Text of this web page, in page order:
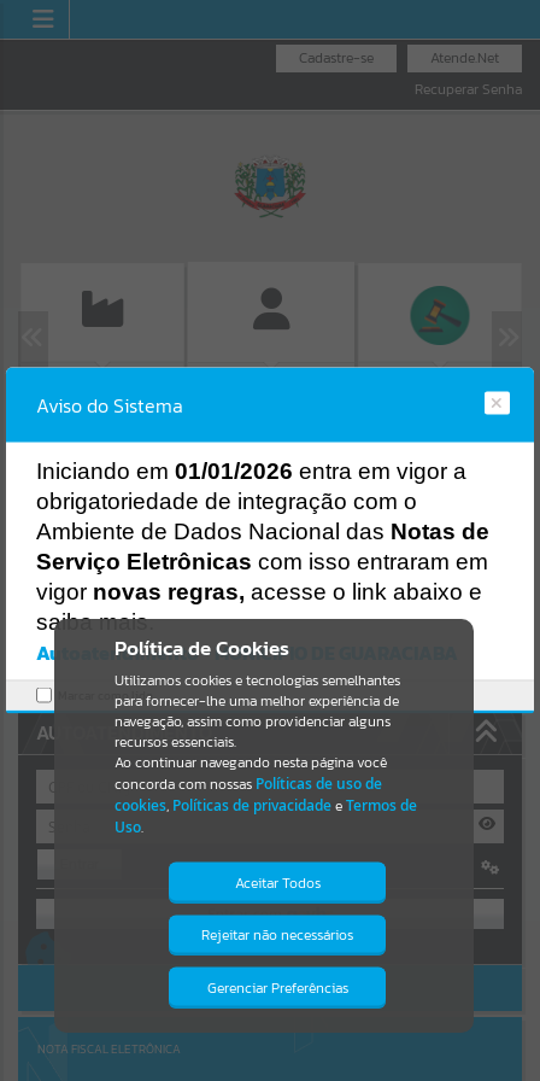
Atende.Net
Cadastre-se
Recuperar Senha
ISS/ALVARÁ
Resultados para""
Portais
Por favor, aguarde...
NOTÍCIAS
Por favor, aguarde...
Por favor, aguarde...
AUTOATENDIMENTO
OU
Cadastre-se|Recuperar Senha
ACESSAR SEM LOGIN
NOTA FISCAL ELETRÔNICA
Política de Cookies
Utilizamos cookies e tecnologias semelhantes
para fornecer-lhe uma melhor experiência de
navegação, assim como providenciar alguns
recursos essenciais.
Ao continuar navegando nesta página você
concorda com nossas Políticas de uso de
cookies, Políticas de privacidadeeTermos de
Uso.
Aceitar Todos
Rejeitar não necessários
Gerenciar Preferências
Isto significa que diversos recursos
providenciados poderão não estar
Aviso do Sistema
Iniciando em 01/01/2026 entra em vigor a
obrigatoriedade de integração com o
Ambiente de Dados Nacional das Notas de
Serviço Eletrônicas com isso entraram em
vigor novas regras, acesse o link abaixo e
saiba mais.
Autoatendimento - MUNICIPIO DE GUARACIABA
Marcar como lido.
Erro
SISTEMA
Gerenciamento do Sistema
CÓDIGO DA MENSAGEM:EST-000040
Ocorreu um erro de script:
Uncaught SyntaxError: Unexpected token '('
https://guaraciaba.atende.net/https:/guaraciaba.atende.net/cidadao/
pagina/termo-de-fomento-casa-familiar-rural-
2019/static/bundle/wpo_index_2_base_l2_portal_editores_sync_d9
fb77cfd5741fafc9972edc7a641fea.js?v=83d4f602:47
Verificar Mais Detalhes
OK